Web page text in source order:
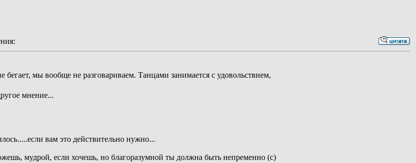
мы вообще не разговариваем. Танцами занимается с удовольствием,
мнение...
вам это действительно нужно...
мудрой, если хочешь, но благоразумной ты должна быть непременно (с)